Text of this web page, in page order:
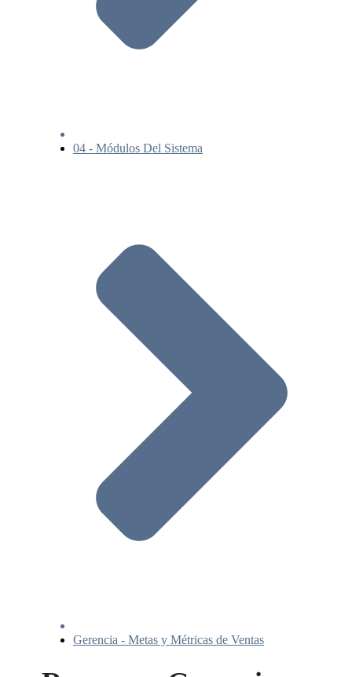
04 - Módulos Del Sistema
Gerencia - Metas y Métricas de Ventas